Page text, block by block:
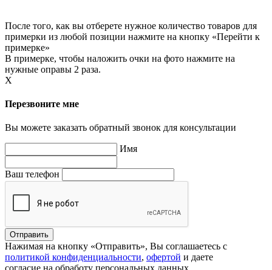
После того, как вы отберете нужное количество товаров для
примерки из любой позиции нажмите на кнопку «Перейти к
примерке»
В примерке, чтобы наложить очки на фото нажмите на
нужные оправы 2 раза.
X
Перезвоните мне
Вы можете заказать обратный звонок для консультации
Имя
Ваш телефон
Нажимая на кнопку «Отправить», Вы соглашаетесь с
политикой конфиденциальности, офертой и даете